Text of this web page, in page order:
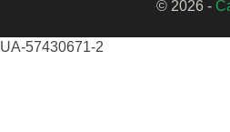
© 2026 -
UA-57430671-2